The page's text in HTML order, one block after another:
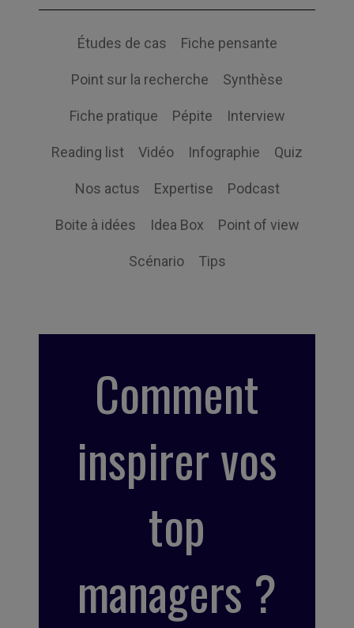
Études de cas Fiche pensante
Point sur la recherche Synthèse
Fiche pratique Pépite Interview
Reading list Vidéo Infographie Quiz
Nos actus Expertise Podcast
Boite à idées Idea Box Point of view
Scénario Tips
Comment
inspirer vos
top
managers ?